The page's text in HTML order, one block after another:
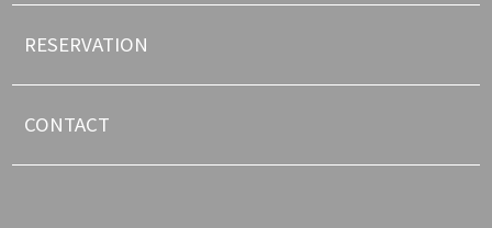
RESERVATION
CONTACT